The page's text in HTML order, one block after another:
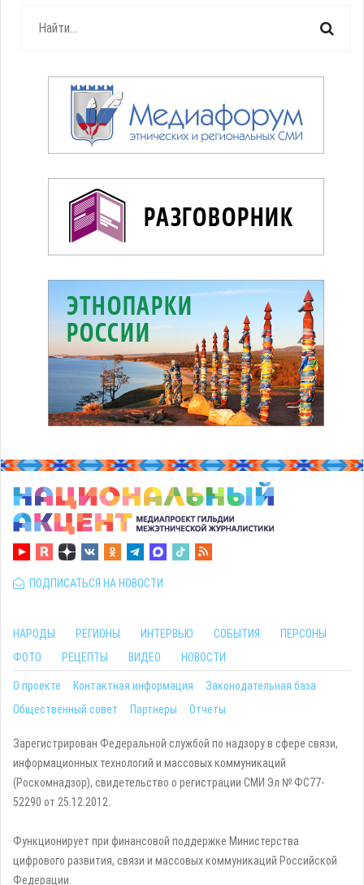
ПОДПИСАТЬСЯ НА НОВОСТИ
НАРОДЫ РЕГИОНЫ ИНТЕРВЬЮ СОБЫТИЯ
ПЕРСОНЫ
ФОТО
РЕЦЕПТЫ ВИДЕО НОВОСТИ
О проекте Контактная информация
Законодательная база
Общественный совет
Партнеры Отчеты
Зарегистрирован Федеральной службой по надзору в сфере связи,
информационных технологий и массовых коммуникаций
(Роскомнадзор), свидетельство о регистрации СМИ Эл № ФС77-
52290 от 25.12.2012.
Функционирует при финансовой поддержке Министерства
цифрового развития, связи и массовых коммуникаций Российской
Федерации.